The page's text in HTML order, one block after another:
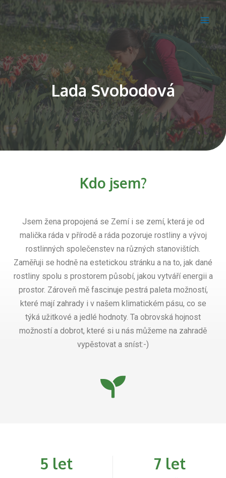
Lada Svobodová
Kdo jsem?
Jsem žena propojená se Zemí i se zemí, která je od
malička ráda v přírodě a ráda pozoruje rostliny a vývoj
rostlinných společenstev na různých stanovištích.
Zaměřuji se hodně na estetickou stránku a na to, jak dané
rostliny spolu s prostorem působí, jakou vytváří energii a
prostor. Zároveň mě fascinuje pestrá paleta možností,
které mají zahrady i v našem klimatickém pásu, co se
týká užitkové a jedlé hodnoty. Ta obrovská hojnost
možností a dobrot, které si u nás můžeme na zahradě
vypěstovat a sníst:-)
5 let 7 let